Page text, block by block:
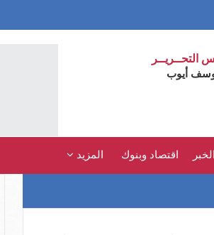
التحــريــر
أيوب
اقتصاد وبنوك المزيد